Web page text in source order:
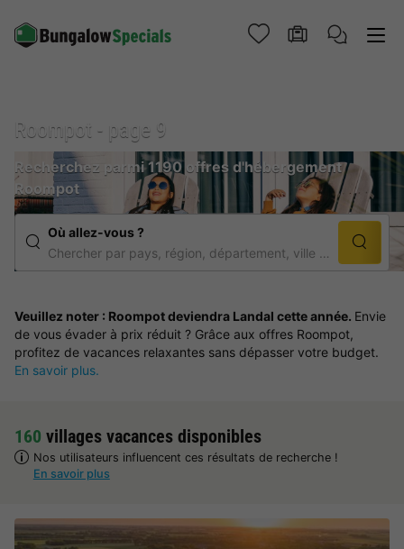
Roompot - page 9
Recherchez parmi 1190 offres d'hébergement
Roompot
Où allez-vous ?
Chercher par pays, région, département, ville et nom d'établissement
Veuillez noter : Roompot deviendra Landal cette année. Envie
de vous évader à prix réduit ? Grâce aux offres Roompot,
profitez de vacances relaxantes sans dépasser votre budget.
En savoir plus.
160 villages vacances disponibles
Nos utilisateurs influencent ces résultats de recherche !
En savoir plus